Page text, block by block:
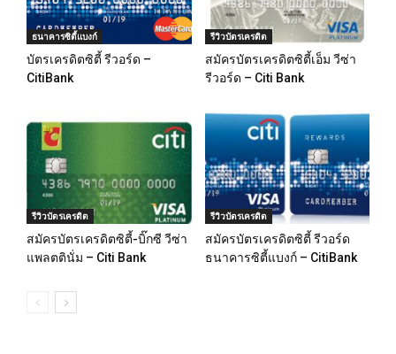
ธนาคารซิตี้แบงก์
บัตรเครดิตซิตี้ รีวอร์ด –
CitiBank
รีวิวบัตรเครดิต
สมัครบัตรเครดิตซิตี้เอ็ม วีซ่า
รีวอร์ด – Citi Bank
รีวิวบัตรเครดิต
สมัครบัตรเครดิตซิตี้-บิ๊กซี วีซ่า
แพลตตินั่ม – Citi Bank
รีวิวบัตรเครดิต
สมัครบัตรเครดิตซิตี้ รีวอร์ด
ธนาคารซิตี้แบงก์ – CitiBank